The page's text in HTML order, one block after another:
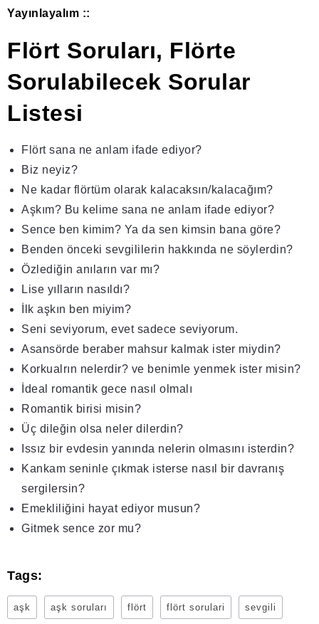
Yayınlayalım ::
Flört Soruları, Flörte
Sorulabilecek Sorular
Listesi
Flört sana ne anlam ifade ediyor?
Biz neyiz?
Ne kadar flörtüm olarak kalacaksın/kalacağım?
Aşkım? Bu kelime sana ne anlam ifade ediyor?
Sence ben kimim? Ya da sen kimsin bana göre?
Benden önceki sevgililerin hakkında ne söylerdin?
Özlediğin anıların var mı?
Lise yılların nasıldı?
İlk aşkın ben miyim?
Seni seviyorum, evet sadece seviyorum.
Asansörde beraber mahsur kalmak ister miydin?
Korkualrın nelerdir? ve benimle yenmek ister misin?
İdeal romantik gece nasıl olmalı
Romantik birisi misin?
Üç dileğin olsa neler dilerdin?
Issız bir evdesin yanında nelerin olmasını isterdin?
Kankam seninle çıkmak isterse nasıl bir davranış
sergilersin?
Emekliliğini hayat ediyor musun?
Gitmek sence zor mu?
Tags:
aşk aşk soruları flört flört sorulari sevgili